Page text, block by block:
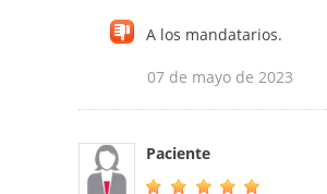
A los mandatarios.
07 de mayo de 2023
Paciente